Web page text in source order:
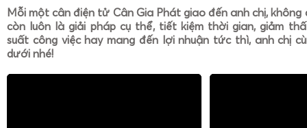
Mỗi một cân điện tử Cân Gia Phát giao đến anh chị, không
còn luôn là giải pháp cụ thể, tiết kiệm thời gian, giảm
suất công việc hay mang đến lợi nhuận tức thì, anh chị
dưới nhé!